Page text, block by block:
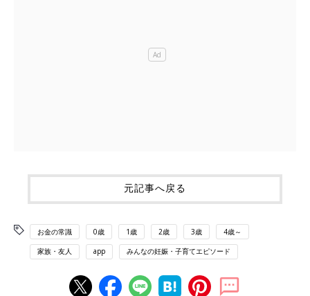
元記事へ戻る
お金の常識 0歳 1歳 2歳 3歳 4歳～
家族・友人 app みんなの妊娠・子育てエピソード